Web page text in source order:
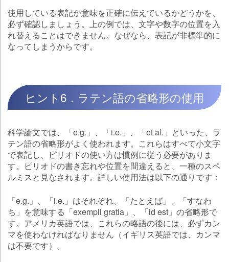
使用している表記が意味を正確に伝えているかどうかを、
必ず確認しましょう。上の例では、文字や数字の位置を入
れ替えることはできません。なぜなら、表記が非標準的に
なってしまうからです。
ヒント6．ラテン語の省略形の使用
科学論文では、「e.g.」、「i.e.」、「et al.」といった、ラ
テン語の省略形がよく使われます。これらはすべて小文字
で表記し、ピリオドの使い方は慣例に従う必要がありま
す。ピリオドの書き忘れや位置を間違えると、一種のスペ
ルミスと見なされます。詳しい使用法は以下の通りです：
「e.g.」、「i.e.」はそれぞれ、「たとえば」、「すなわ
ち」を意味する「exempli gratia」、「id est」の省略形で
す。アメリカ英語では、これらの略語の後には、必ずカン
マを使わなければなりません（イギリス英語では、カンマ
は不要です）。